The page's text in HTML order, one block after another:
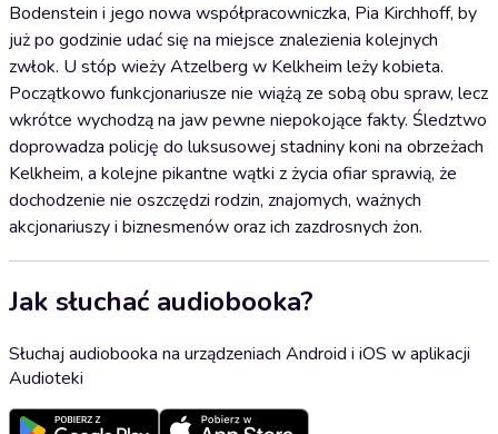
Bodenstein i jego nowa współpracowniczka, Pia Kirchhoff, by
już po godzinie udać się na miejsce znalezienia kolejnych
zwłok. U stóp wieży Atzelberg w Kelkheim leży kobieta.
Początkowo funkcjonariusze nie wiążą ze sobą obu spraw, lecz
wkrótce wychodzą na jaw pewne niepokojące fakty. Śledztwo
doprowadza policję do luksusowej stadniny koni na obrzeżach
Kelkheim, a kolejne pikantne wątki z życia ofiar sprawią, że
dochodzenie nie oszczędzi rodzin, znajomych, ważnych
akcjonariuszy i biznesmenów oraz ich zazdrosnych żon.
Jak słuchać audiobooka?
Słuchaj audiobooka na urządzeniach Android i iOS w aplikacji
Audioteki